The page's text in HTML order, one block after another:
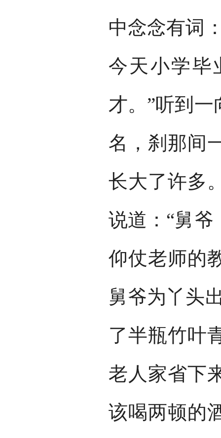
中念念有词
今天小学毕
才。”听到
名，刹那间
长大了许多
说道：“舅
仰仗老师的
舅爷为丫头
了半瓶竹叶
老人家省下
该喝两顿的